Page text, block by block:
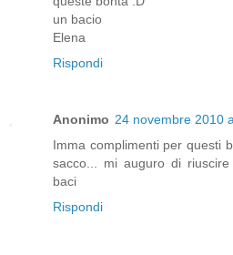
un bacio
Elena
Rispondi
Anonimo 24 novembre 2010
Imma complimenti per questi
sacco... mi auguro di
baci
Rispondi